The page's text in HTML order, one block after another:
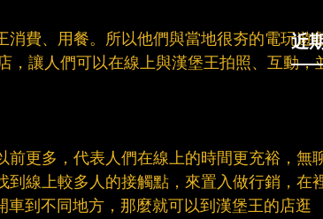
費、用餐。所以他們與當地很夯的電玩遊
，讓人們可以在線上與漢堡王拍照、互動，
更多，代表人們在線上的時間更充裕，無
線上較多人的接觸點，來置入做行銷，在
到不同地方，那麼就可以到漢堡王的店逛
近